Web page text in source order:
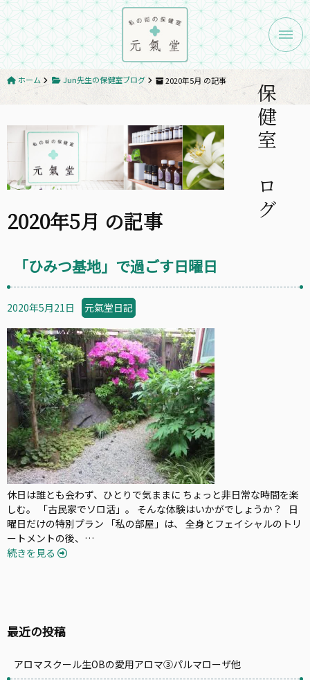
メニ
ホーム Jun先生の保健室ブログ 2020年5月 の記事
2020年5月 の記事 保健室ブログ
「ひみつ基地」で過ごす日曜日
2020年5月21日 元氣堂日記
休日は誰とも会わず、ひとりで気ままに ちょっと非日常な時間を楽
しむ。 「古民家でソロ活」。 そんな体験はいかがでしょうか？ 日
曜日だけの特別プラン 「私の部屋」は、 全身とフェイシャルのトリ
ートメントの後、…
続きを見る
最近の投稿
アロマスクール生OBの愛用アロマ③パルマローザ他